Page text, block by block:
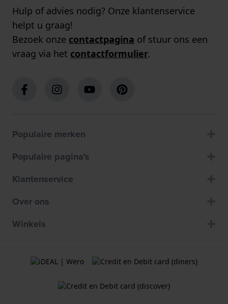
Hulp of advies nodig? Onze klantenservice
helpt u graag!
Bezoek onze contactpagina of stuur ons een
vraag via het contactformulier.
Populaire merken
Populaire pagina's
Klantenservice
Over ons
Winkels